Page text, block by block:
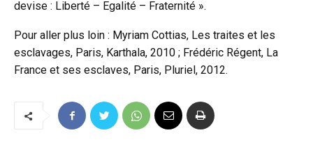
devise : Liberté – Egalité – Fraternité ».
Pour aller plus loin : Myriam Cottias, Les traites et les
esclavages, Paris, Karthala, 2010 ; Frédéric Régent, La
France et ses esclaves, Paris, Pluriel, 2012.